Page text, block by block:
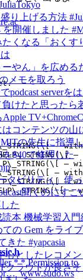
り上げる方法
を開催しました
くなる「おくす
やん」を広める
メモを取ろう
podcast serverを
負けたと思った
はコンテンツの
MITの先生に指導
$40で修理した
タビリティ」使
聞くのにすご
た
本 機械学習入
ての Gem をライ
きた #yapcasia
心としたレコメ
クラウドが良さ
* * Permission to